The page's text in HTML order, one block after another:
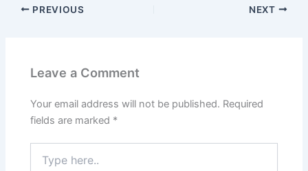
PREVIOUS NEXT
Leave a Comment
Your email address will not be published. Required
fields are marked *
here..